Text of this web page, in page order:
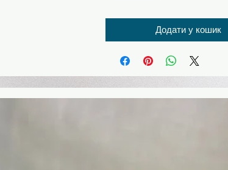
Додати у кошик